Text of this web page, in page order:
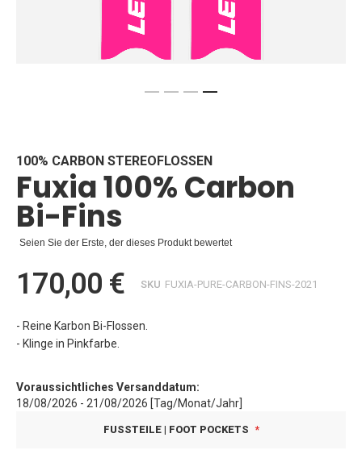
Bildgalerie
springen
100% CARBON STEREOFLOSSEN
Fuxia 100% Carbon
Bi-Fins
Seien Sie der Erste, der dieses Produkt bewertet
170,00 € SKU FUXIA-PURE-CARBON-FINS-2021
- Reine Karbon Bi-Flossen.
- Klinge in Pinkfarbe.
Voraussichtliches Versanddatum:
18/08/2026 - 21/08/2026 [Tag/Monat/Jahr]
FUSSTEILE | FOOT POCKETS